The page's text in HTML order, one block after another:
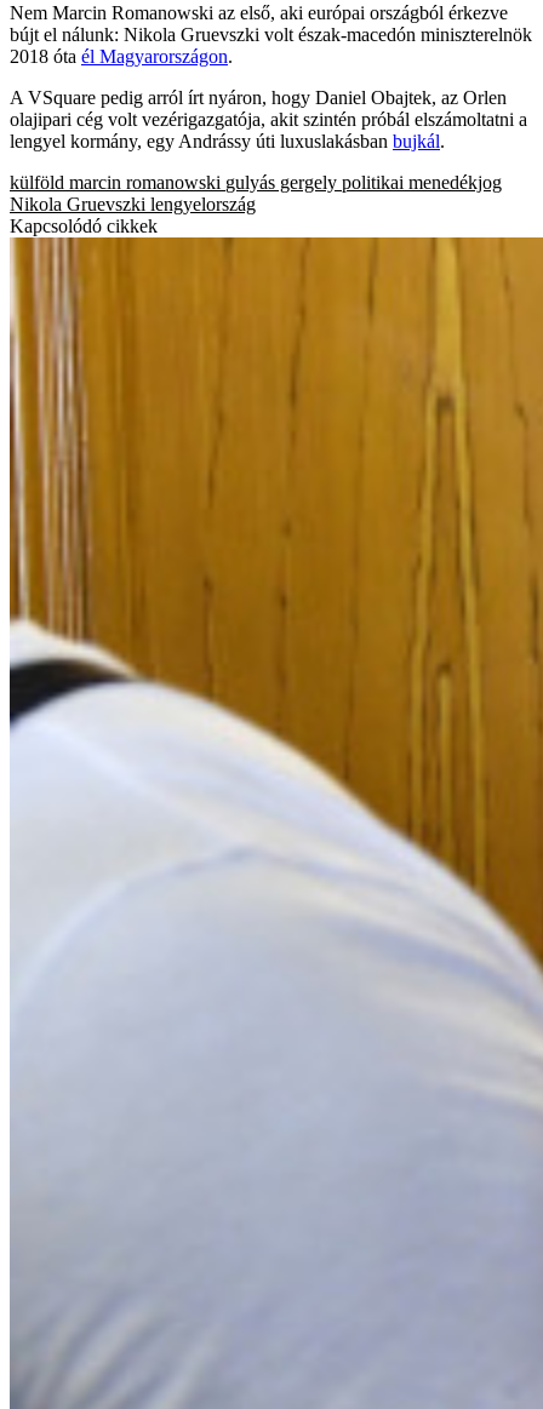
Nem Marcin Romanowski az első, aki európai országból érkezve
bújt el nálunk: Nikola Gruevszki volt észak-macedón miniszterelnök
2018 óta él Magyarországon.
A VSquare pedig arról írt nyáron, hogy Daniel Obajtek, az Orlen
olajipari cég volt vezérigazgatója, akit szintén próbál elszámoltatni a
lengyel kormány, egy Andrássy úti luxuslakásban bujkál.
külföld marcin romanowski gulyás gergely politikai menedékjog
Nikola Gruevszki lengyelország
Kapcsolódó cikkek